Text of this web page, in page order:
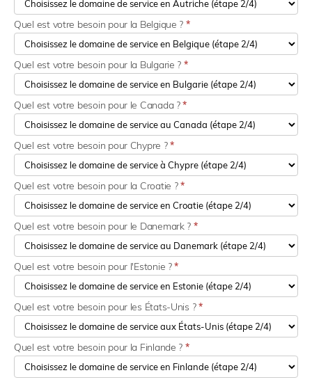
Quel est votre besoin pour la Belgique ? *
Quel est votre besoin pour la Bulgarie ? *
Quel est votre besoin pour le Canada ?*
Quel est votre besoin pour Chypre ?*
Quel est votre besoin pour la Croatie ?*
Quel est votre besoin pour le Danemark ? *
Quel est votre besoin pour l'Estonie ?*
Quel est votre besoin pour les États-Unis ?*
Quel est votre besoin pour la Finlande ? *